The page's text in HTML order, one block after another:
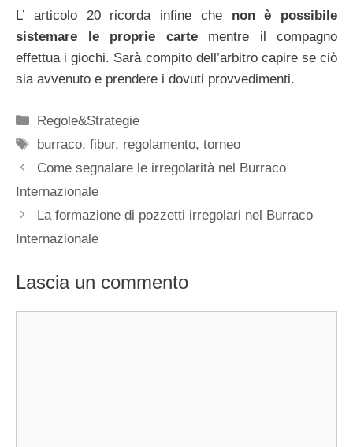
L’ articolo 20 ricorda infine che non è possibile
sistemare le proprie cartementre il compagno
effettua i giochi. Sarà compito dell’arbitro capire se ciò
sia avvenuto e prendere i dovuti provvedimenti.
Categorie
Regole&Strategie
Tag
burraco,fibur, regolamento,torneo
Come segnalare le irregolarità nel Burraco
Internazionale
La formazione di pozzetti irregolari nel Burraco
Internazionale
Lascia un commento